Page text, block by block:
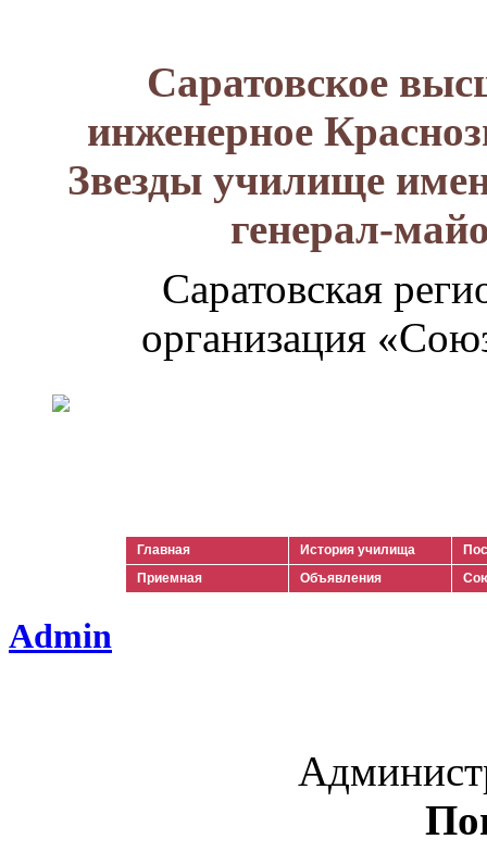
Саратовское
инженерное
Звезды училище
генерал-
Саратовская
организация
Главная История училища
Приемная
Объявления
Admin